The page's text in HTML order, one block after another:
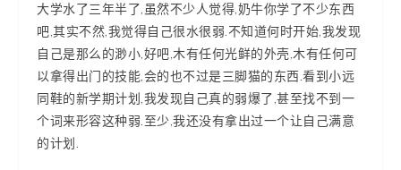
大学水了三年半了,虽然不少人觉得,奶牛你学了不少东西
吧,其实不然,我觉得自己很水很弱.不知道何时开始,我发现
自己是那么的渺小,好吧,木有任何光鲜的外壳,木有任何可
以拿得出门的技能,会的也不过是三脚猫的东西.看到小远
同鞋的新学期计划,我发现自己真的弱爆了,甚至找不到一
个词来形容这种弱.至少,我还没有拿出过一个让自己满意
的计划.